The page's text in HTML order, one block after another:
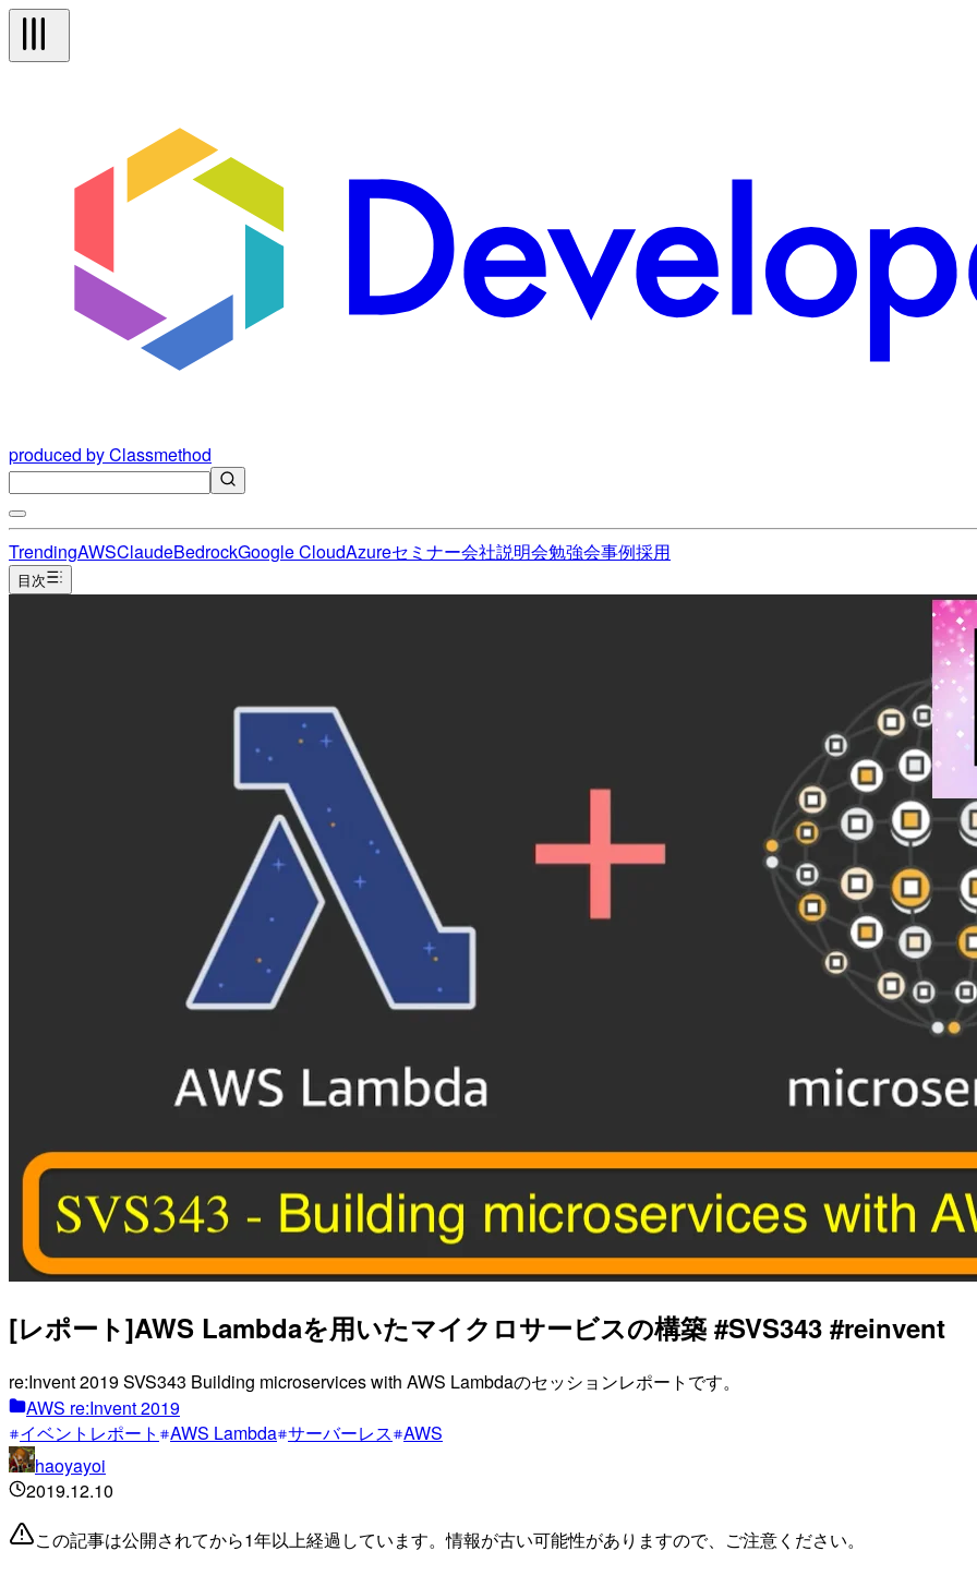
produced by Classmethod
TrendingAWSClaudeBedrockGoogle CloudAzureセミナー会社説明会勉強会事例採用
目次
[レポート]AWS Lambdaを用いたマイクロサービスの構築 #SVS343 #reinvent
re:Invent 2019 SVS343 Building microservices with AWS Lambdaのセッションレポートです。
AWS re:Invent 2019
イベントレポート
AWS Lambda サーバーレス AWS
haoyayoi
2019.12.10
この記事は公開されてから1年以上経過しています。情報が古い可能性がありますので、ご注意ください。